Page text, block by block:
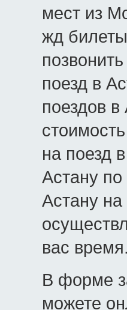
мест из
жд
поезд в
поездов
на поезд
Астану
Астану
вас время.
В форме
можете